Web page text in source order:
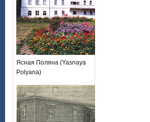
Ясная Поляна (Yasnaya
Polyana)